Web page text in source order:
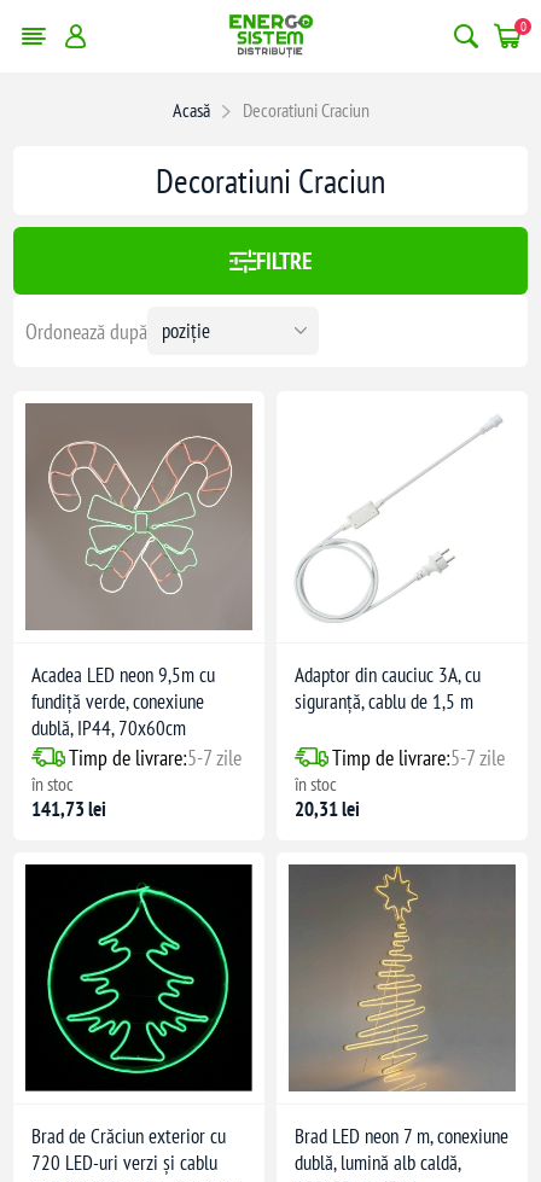
0
Acasă Decoratiuni Craciun
filtrele
728
Decoratiuni Craciun
FILTRE
Ordonează după
Acadea LED neon 9,5m cu
fundiță verde, conexiune
dublă, IP44, 70x60cm
Timp de livrare:5-7 zile
în stoc
141,73 lei
Adaptor din cauciuc 3A, cu
siguranță, cablu de 1,5 m
Timp de livrare:5-7 zile
în stoc
20,31 lei
Brad de Crăciun exterior cu
720 LED-uri verzi și cablu
Brad LED neon 7 m, conexiune
dublă, lumină alb caldă,